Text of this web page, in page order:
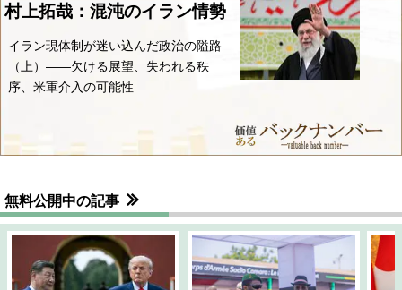
村上拓哉：混沌のイラン情勢
イラン現体制が迷い込んだ政治の隘路
（上）――欠ける展望、失われる秩
序、米軍介入の可能性
無料公開中の記事